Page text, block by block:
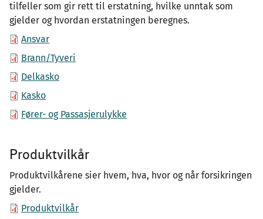
tilfeller som gir rett til erstatning, hvilke unntak som
gjelder og hvordan erstatningen beregnes.
Ansvar
Brann/Tyveri
Delkasko
Kasko
Fører- og Passasjerulykke
Produktvilkår
Produktvilkårene sier hvem, hva, hvor og når forsikringen
gjelder.
Produktvilkår